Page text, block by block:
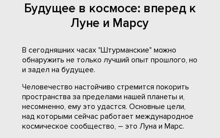
Будущее в космосе: вперед к
Луне и Марсу
В сегодняшних часах "Штурманские" можно
обнаружить не только лучший опыт прошлого, но
и задел на будущее.
Человечество настойчиво стремится покорить
пространства за пределами нашей планеты и,
несомненно, ему это удастся. Основные цели,
над которыми сейчас работает международное
космическое сообщество, – это Луна и Марс.